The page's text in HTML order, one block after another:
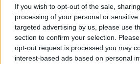
If you wish to opt-out of the sale,
processing of your personal or
targeted advertising by us, please use
section to confirm your selection.
opt-out request is processed you may
interest-based ads based on personal